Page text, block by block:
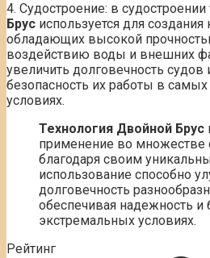
4. Судостроение: в судостроении
Брус используется для
обладающих высокой
воздействию воды и внешних
увеличить долговечность судов
безопасность их работы в
условиях.
Технология Двойной Брус
применение во множестве
благодаря своим
использование способно
долговечность
обеспечивая надежность и
экстремальных условиях.
Рейтинг